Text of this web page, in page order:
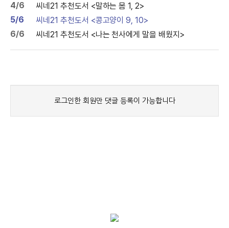
4/6
씨네21 추천도서 <말하는 몸 1, 2>
5/6
씨네21 추천도서 <콩고양이 9, 10>
6/6
씨네21 추천도서 <나는 천사에게 말을 배웠지>